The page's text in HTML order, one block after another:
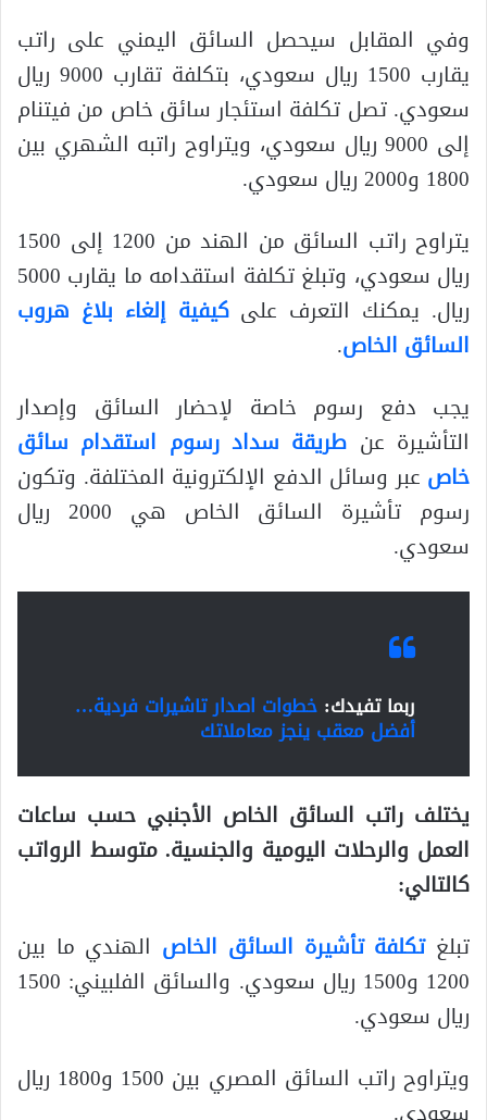
وفي المقابل سيحصل السائق اليمني على راتب
يقارب 1500 ريال سعودي، بتكلفة تقارب 9000 ريال
سعودي. تصل تكلفة استئجار سائق خاص من فيتنام
إلى 9000 ريال سعودي، ويتراوح راتبه الشهري بين
1800 و2000 ريال سعودي.
يتراوح راتب السائق من الهند من 1200 إلى 1500
ريال سعودي، وتبلغ تكلفة استقدامه ما يقارب 5000
ريال. يمكنك التعرف علىكيفية إلغاء بلاغ هروب
السائق الخاص.
يجب دفع رسوم خاصة لإحضار السائق وإصدار
التأشيرة عن طريقة سداد رسوم استقدام سائق
خاص عبر وسائل الدفع الإلكترونية المختلفة. وتكون
رسوم تأشيرة السائق الخاص هي 2000 ريال
سعودي.
ربما تفيدك: خطوات اصدار تاشيرات فردية…
أفضل معقب ينجز معاملاتك
يختلف راتب السائق الخاص الأجنبي حسب ساعات
العمل والرحلات اليومية والجنسية. متوسط ​​الرواتب
كالتالي:
تبلغ تكلفة تأشيرة السائق الخاص الهندي ما بين
1200 و1500 ريال سعودي. والسائق الفلبيني: 1500
ريال سعودي.
ويتراوح راتب السائق المصري بين 1500 و1800 ريال